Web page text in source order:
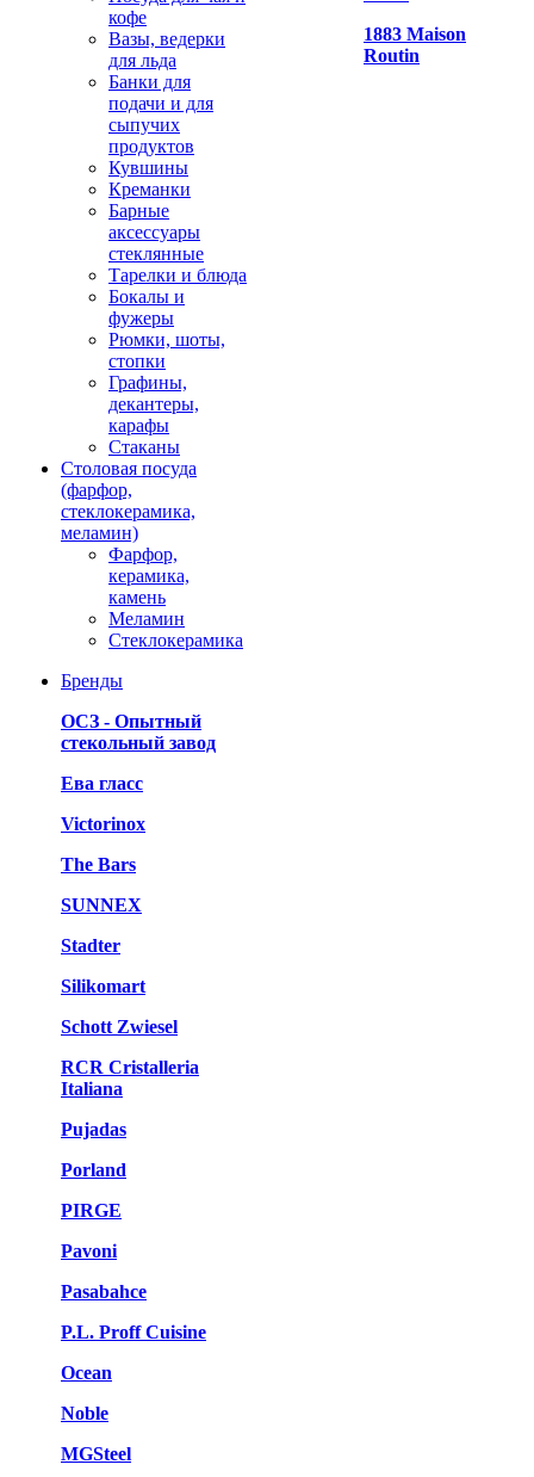
кофе
Вазы, ведерки
для льда
Банки для
подачи и для
сыпучих
продуктов
Кувшины
Креманки
Барные
аксессуары
стеклянные
Тарелки и блюда
Бокалы и
фужеры
Рюмки, шоты,
стопки
Графины,
декантеры,
карафы
Стаканы
Столовая посуда
(фарфор,
стеклокерамика,
меламин)
Фарфор,
керамика,
камень
Меламин
Стеклокерамика
Бренды
ОСЗ - Опытный
стекольный завод
Ева гласс
Victorinox
The Bars
SUNNEX
Stadter
Silikomart
Schott Zwiesel
RCR Cristalleria
Italiana
Pujadas
Porland
PIRGE
Pavoni
Pasabahce
P.L. Proff Cuisine
Ocean
Noble
MGSteel
1883 Maison
Routin